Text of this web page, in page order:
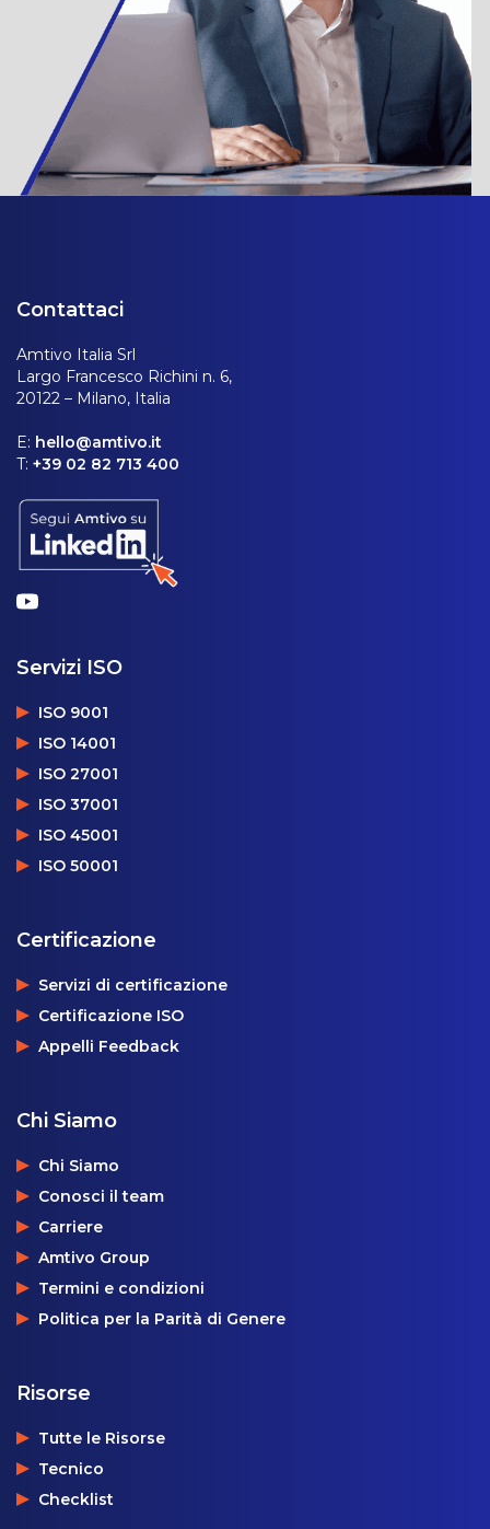
Contattaci
Amtivo Italia Srl
Largo Francesco Richini n. 6,
20122 – Milano, Italia
E: hello@amtivo.it
T: +39 02 82 713 400
Servizi ISO
ISO 9001
ISO 14001
ISO 27001
ISO 37001
ISO 45001
ISO 50001
Certificazione
Servizi di certificazione
Certificazione ISO
Appelli Feedback
Chi Siamo
Chi Siamo
Conosci il team
Carriere
Amtivo Group
Termini e condizioni
Politica per la Parità di Genere
Risorse
Tutte le Risorse
Tecnico
Checklist